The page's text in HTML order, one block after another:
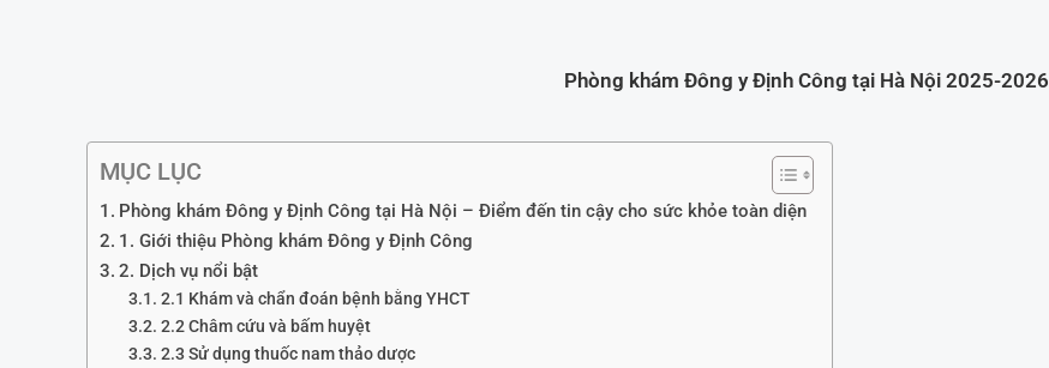
Phòng khám Đông y Định Công tại Hà Nội 2025-2026
MỤC LỤC
Phòng khám Đông y Định Công tại Hà Nội – Điểm đến tin cậy cho sức khỏe toàn diện
1. Giới thiệu Phòng khám Đông y Định Công
2. Dịch vụ nổi bật
2.1 Khám và chẩn đoán bệnh bằng YHCT
2.2 Châm cứu và bấm huyệt
2.3 Sử dụng thuốc nam thảo dược